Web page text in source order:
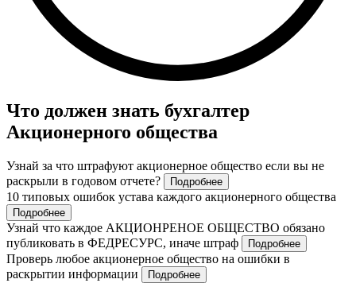
Что должен знать бухгалтер
Акционерного общества
Узнай за что штрафуют акционерное общество если вы не
раскрыли в годовом отчете?
Подробнее
10 типовых ошибок устава каждого акционерного общества
Подробнее
Узнай что каждое АКЦИОНРЕНОЕ ОБЩЕСТВО обязано
публиковать в ФЕДРЕСУРС, иначе штраф
Подробнее
Проверь любое акционерное общество на ошибки в
раскрытии информации
Подробнее